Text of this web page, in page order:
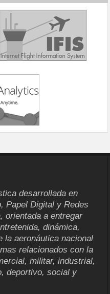
desarrollada en
Papel Digital y Redes
orientada a entregar
dinámica,
la aeronáutica nacional
relacionados con la
militar, industrial,
deportivo, social y